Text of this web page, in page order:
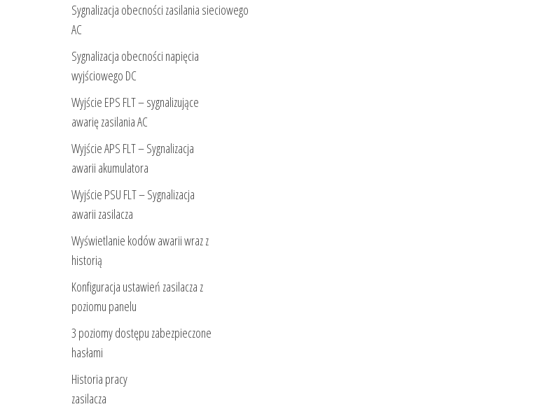
Sygnalizacja obecności zasilania sieciowego
AC
Sygnalizacja obecności napięcia
wyjściowego DC
Wyjście EPS FLT – sygnalizujące
awarię zasilania AC
Wyjście APS FLT – Sygnalizacja
awarii akumulatora
Wyjście PSU FLT – Sygnalizacja
awarii zasilacza
Wyświetlanie kodów awarii wraz z
historią
Konfiguracja ustawień zasilacza z
poziomu panelu
3 poziomy dostępu zabezpieczone
hasłami
Historia pracy
zasilacza